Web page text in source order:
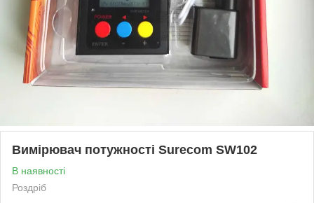
Вимірювач потужності Surecom SW102
В наявності
Роздріб